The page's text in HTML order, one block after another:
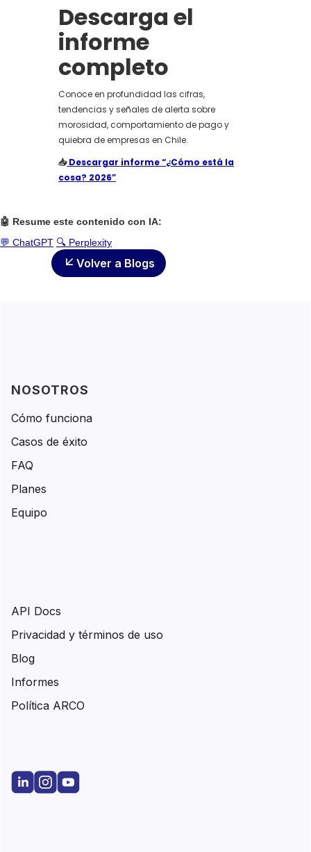
Descarga el
informe
completo
Conoce en profundidad las cifras,
tendencias y señales de alerta sobre
morosidad, comportamiento de pago y
quiebra de empresas en Chile.
📥Descargar informe “¿Cómo está la
cosa? 2026”
🤖 Resume este contenido con IA:
💬 ChatGPT 🔍 Perplexity
Volver a Blogs
NOSOTROS
Cómo funciona
Casos de éxito
FAQ
Planes
Equipo
API Docs
Privacidad y términos de uso
Blog
Informes
Política ARCO